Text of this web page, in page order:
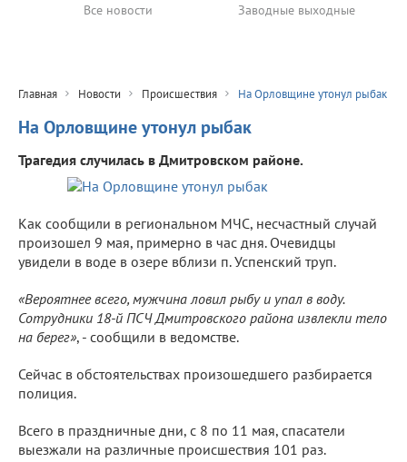
Все новости Заводные выходные
Главная Новости Происшествия На Орловщине утонул рыбак
На Орловщине утонул рыбак
Трагедия случилась в Дмитровском районе.
Как сообщили в региональном МЧС, несчастный случай
произошел 9 мая, примерно в час дня. Очевидцы
увидели в воде в озере вблизи п. Успенский труп.
«Вероятнее всего, мужчина ловил рыбу и упал в воду.
Сотрудники 18-й ПСЧ Дмитровского района извлекли тело
на берег», - сообщили в ведомстве.
Сейчас в обстоятельствах произошедшего разбирается
полиция.
Всего в праздничные дни, с 8 по 11 мая, спасатели
выезжали на различные происшествия 101 раз.